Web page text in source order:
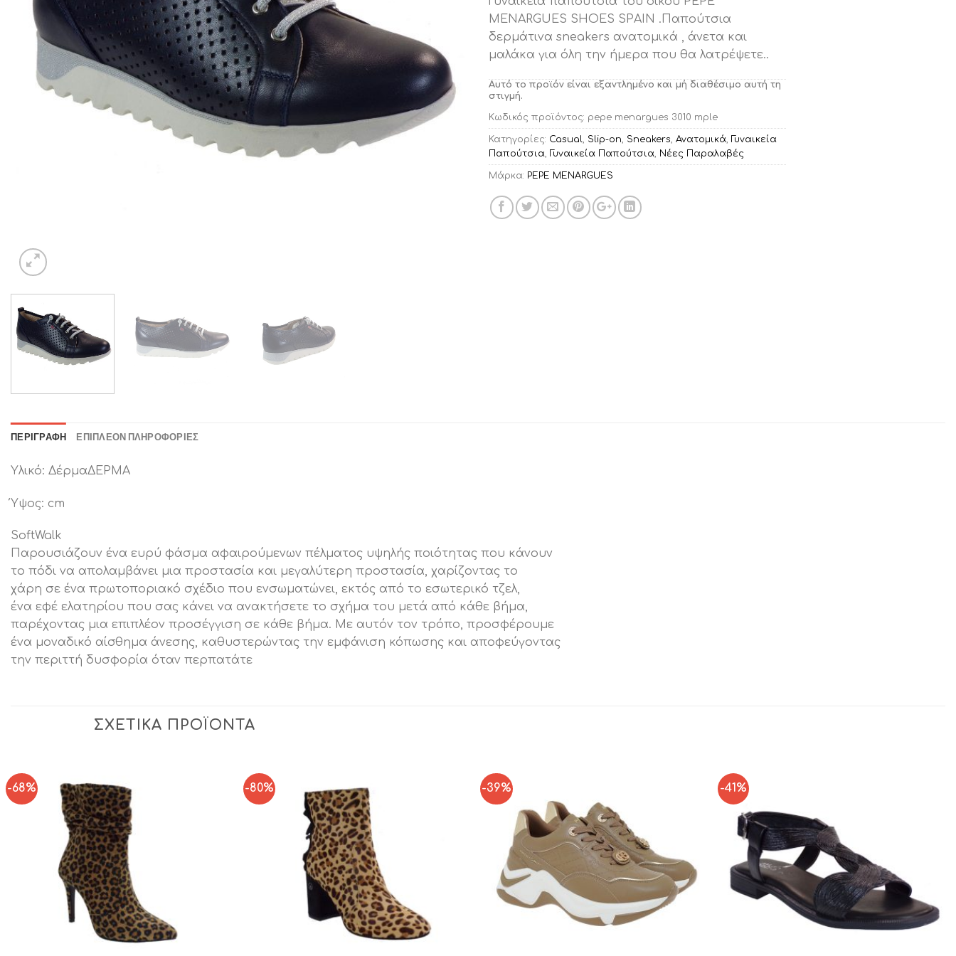
MENARGUES SHOES SPAIN .Παπούτσια
δερμάτινα sneakers ανατομικά , άνετα και
μαλάκα για όλη την ήμερα που θα λατρέψετε..
Αυτό το προϊόν είναι εξαντλημένο και μή διαθέσιμο αυτή τη
στιγμή.
Κωδικός προϊόντος: pepe menargues 3010 mple
Κατηγορίες: Casual, Slip-on, Sneakers, Ανατομικά, Γυναικεία
Παπούτσια, Γυναικεία Παπούτσια, Νέες Παραλαβές
Μάρκα: PEPE MENARGUES
ΠΕΡΙΓΡΑΦΉ ΕΠΙΠΛΈΟΝ ΠΛΗΡΟΦΟΡΊΕΣ
Υλικό: ΔέρμαΔΕΡΜΑ
Ύψος: cm
SoftWalk
Παρουσιάζουν ένα ευρύ φάσμα αφαιρούμενων πέλματος υψηλής ποιότητας που κάνουν
το πόδι να απολαμβάνει μια προστασία και μεγαλύτερη προστασία, χαρίζοντας το
χάρη σε ένα πρωτοποριακό σχέδιο που ενσωματώνει, εκτός από το εσωτερικό τζελ,
ένα εφέ ελατηρίου που σας κάνει να ανακτήσετε το σχήμα του μετά από κάθε βήμα,
παρέχοντας μια επιπλέον προσέγγιση σε κάθε βήμα. Με αυτόν τον τρόπο, προσφέρουμε
ένα μοναδικό αίσθημα άνεσης, καθυστερώντας την εμφάνιση κόπωσης και αποφεύγοντας
την περιττή δυσφορία όταν περπατάτε
ΣΧΕΤΙΚΆ ΠΡΟΪΌΝΤΑ
-68% -80% -39% -41%